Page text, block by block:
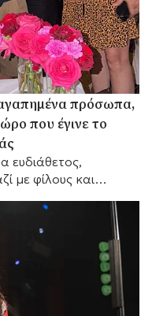
πρόσωπα,
που έγινε το
ευδιάθετος,
με φίλους και